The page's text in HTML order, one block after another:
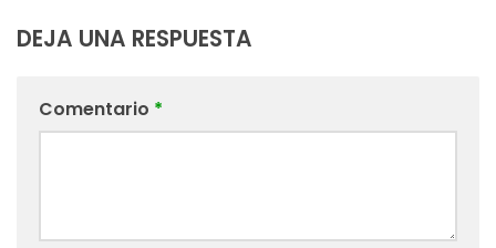
DEJA UNA RESPUESTA
Comentario *